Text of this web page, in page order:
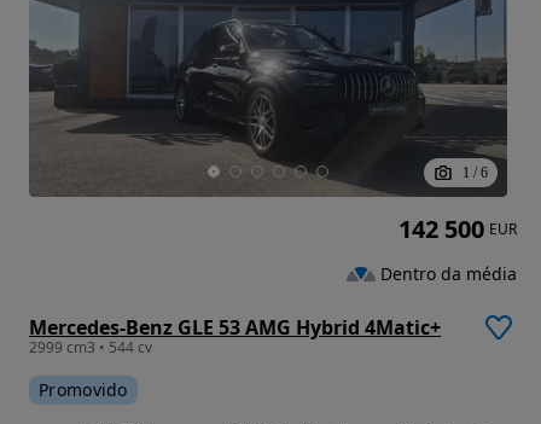
1 / 6
Mercedes-Benz GLE 53 AMG Hybrid 4Matic+
2999 cm3 • 544 cv
Promovido
142 500 EUR
Dentro da média